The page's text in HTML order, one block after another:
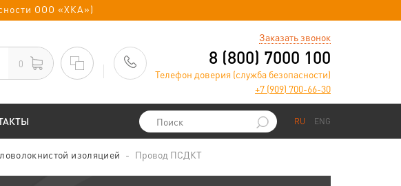
ООО «ХКА»)
0
Заказать звонок
8 (800) 7000 100
Телефон доверия (служба безопасности)
+7 (909) 700-66-30
RU ENG
изоляцией Провод ПСДКТ